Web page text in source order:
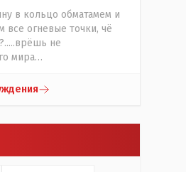
в кольцо обматамем и
все огневые точки, чё
не
мира
какой стороны